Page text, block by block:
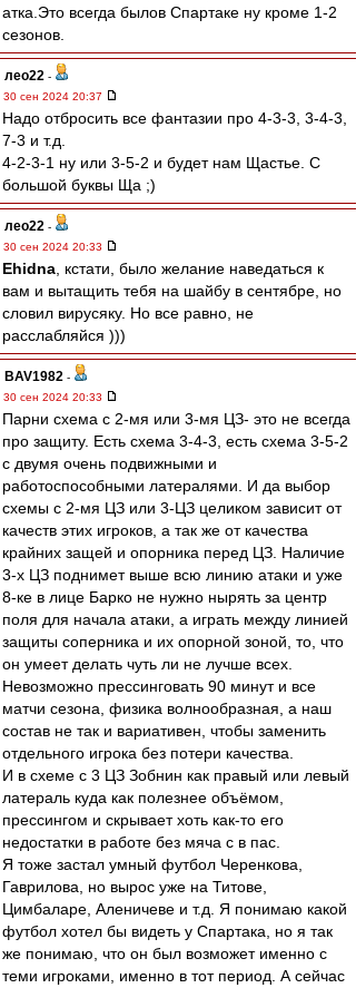
атка.Это всегда былов Спартаке ну кроме 1-2
сезонов.
лео22 -
30 сен 2024 20:37
Надо отбросить все фантазии про 4-3-3, 3-4-3,
7-3 и т.д.
4-2-3-1 ну или 3-5-2 и будет нам Щастье. С
большой буквы Ща ;)
лео22 -
30 сен 2024 20:33
Ehidna , кстати, было желание наведаться к
вам и вытащить тебя на шайбу в сентябре, но
словил вирусяку. Но все равно, не
расслабляйся )))
BAV1982 -
30 сен 2024 20:33
Парни схема с 2-мя или 3-мя ЦЗ- это не всегда
про защиту. Есть схема 3-4-3, есть схема 3-5-2
с двумя очень подвижными и
работоспособными латералями. И да выбор
схемы с 2-мя ЦЗ или 3-ЦЗ целиком зависит от
качеств этих игроков, а так же от качества
крайних защей и опорника перед ЦЗ. Наличие
3-х ЦЗ поднимет выше всю линию атаки и уже
8-ке в лице Барко не нужно нырять за центр
поля для начала атаки, а играть между линией
защиты соперника и их опорной зоной, то, что
он умеет делать чуть ли не лучше всех.
Невозможно прессинговать 90 минут и все
матчи сезона, физика волнообразная, а наш
состав не так и вариативен, чтобы заменить
отдельного игрока без потери качества.
И в схеме с 3 ЦЗ Зобнин как правый или левый
латераль куда как полезнее объёмом,
прессингом и скрывает хоть как-то его
недостатки в работе без мяча с в пас.
Я тоже застал умный футбол Черенкова,
Гаврилова, но вырос уже на Титове,
Цимбаларе, Аленичеве и т.д. Я понимаю какой
футбол хотел бы видеть у Спартака, но я так
же понимаю, что он был возможет именно с
теми игроками, именно в тот период. А сейчас